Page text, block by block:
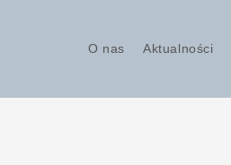
O nas Aktualności